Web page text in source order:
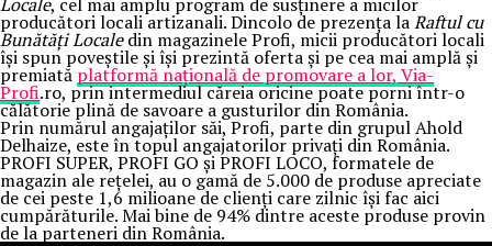
producători locali artizanali. Dincolo de prezența laRaftul cu
Bunătăți Localedin magazinele Profi, micii producători locali
își spun poveștile și își prezintă oferta și pe cea mai amplă și
premiată platformă națională de promovare a lor, Via-
Profi.ro, prin intermediul căreia oricine poate porni într-o
călătorie plină de savoare a gusturilor din România.
Prin numărul angajaților săi, Profi, parte din grupul Ahold
Delhaize, este în topul angajatorilor privați din România.
PROFI SUPER, PROFI GO și PROFI LOCO, formatele de
magazin ale rețelei, au o gamă de 5.000 de produse apreciate
de cei peste 1,6 milioane de clienți care zilnic își fac aici
cumpărăturile. Mai bine de 94% dintre aceste produse provin
de la parteneri din România.